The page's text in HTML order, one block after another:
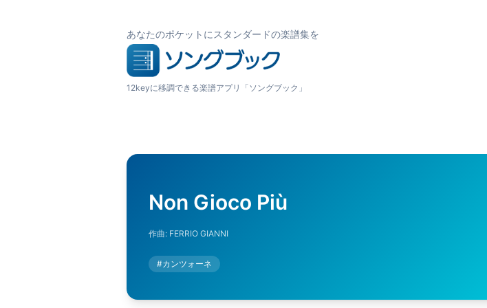
あなたのポケットにスタンダードの楽譜集を
12keyに移調できる楽譜アプリ「ソングブック」
Non Gioco Più
作曲: FERRIO GIANNI
#カンツォーネ